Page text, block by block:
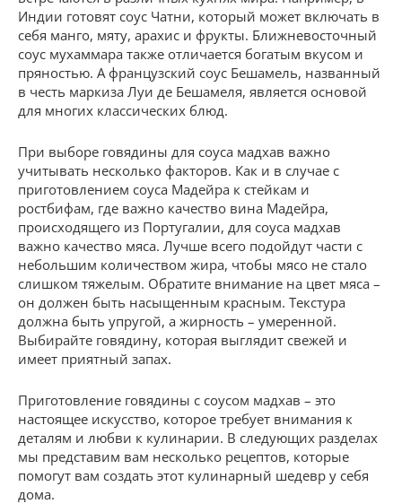
Индии готовят соус Чатни, который может включать в
себя манго, мяту, арахис и фрукты. Ближневосточный
соус мухаммара также отличается богатым вкусом и
пряностью. А французский соус Бешамель, названный
в честь маркиза Луи де Бешамеля, является основой
для многих классических блюд.
При выборе говядины для соуса мадхав важно
учитывать несколько факторов. Как и в случае с
приготовлением соуса Мадейра к стейкам и
ростбифам, где важно качество вина Мадейра,
происходящего из Португалии, для соуса мадхав
важно качество мяса. Лучше всего подойдут части с
небольшим количеством жира, чтобы мясо не стало
слишком тяжелым. Обратите внимание на цвет мяса –
он должен быть насыщенным красным. Текстура
должна быть упругой, а жирность – умеренной.
Выбирайте говядину, которая выглядит свежей и
имеет приятный запах.
Приготовление говядины с соусом мадхав – это
настоящее искусство, которое требует внимания к
деталям и любви к кулинарии. В следующих разделах
мы представим вам несколько рецептов, которые
помогут вам создать этот кулинарный шедевр у себя
дома.